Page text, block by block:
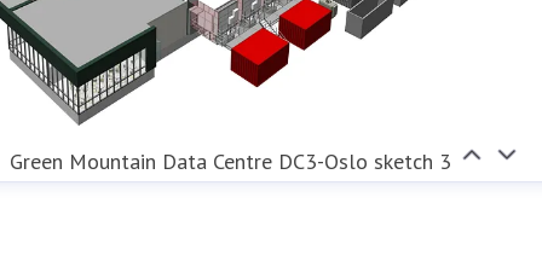
Green Mountain Data Centre DC3-Oslo sketch 3